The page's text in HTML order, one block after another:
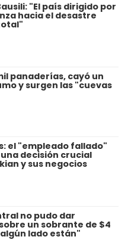
"El país dirigido por
hacia el desastre
panaderías, cayó un
y surgen las "cuevas
el "empleado fallado"
decisión crucial
y sus negocios
no pudo dar
un sobrante de $4
lado están"